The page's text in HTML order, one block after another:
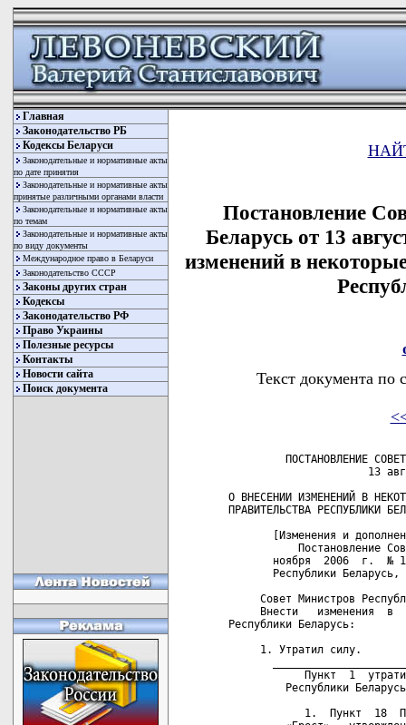
Главная
Законодательство РБ
Кодексы Беларуси
Законодательные и нормативные акты
по дате принятия
Законодательные и нормативные акты
принятые различными органами власти
Законодательные и нормативные акты
по темам
Законодательные и нормативные акты
по виду документы
Международное право в Беларуси
Законодательство СССР
Законы других стран
Кодексы
Законодательство РФ
Право Украины
Полезные ресурсы
Контакты
Новости сайта
Поиск документа
Постановление
Беларусь от 13
изменений в
Текст документа по
ПОСТАНОВЛЕНИЕ
13
О ВНЕСЕНИИ ИЗМЕНЕНИЙ В
ПРАВИТЕЛЬСТВА РЕСПУБЛИКИ
[Изменения и
Постановление
ноября  2006  г.  №
Республики
Совет Министров
Внести   изменения  в
Республики Беларусь:
     1. Утратил силу.
Пункт  1
Республики
1.  Пункт  18